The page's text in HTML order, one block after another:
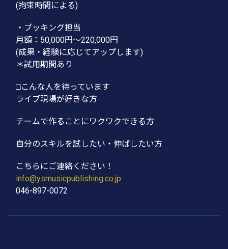
(拘束時間による)
・ブッキング担当
月額：50,000円〜220,000円
(成果・経験に応じてアップします)
＊試用期間あり
□こんな人を待っています
ライブ現場が好きな方
チームで作ることにワクワクできる方
自分のスキルを試したい・伸ばしたい方
こちらにご連絡ください！
info@ysmusicpublishing.co.jp
046-897-0072